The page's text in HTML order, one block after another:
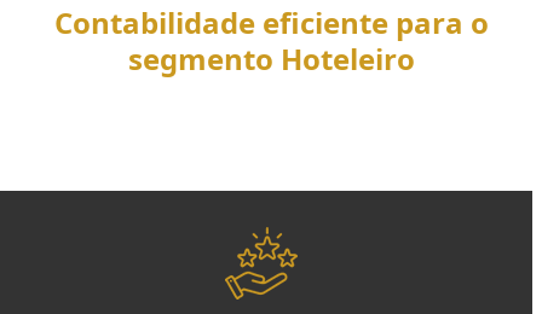
Contabilidade eficiente para o
segmento Hoteleiro